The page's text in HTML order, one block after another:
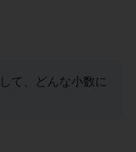
て、どんな小数に